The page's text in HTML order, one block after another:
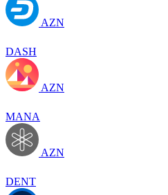
AZN
DASH
AZN
MANA
AZN
DENT